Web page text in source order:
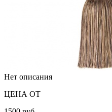
Нет описания
ЦЕНА ОТ